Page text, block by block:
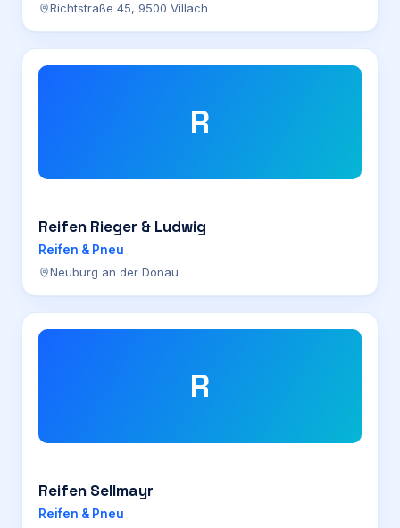
Richtstraße 45, 9500 Villach
R
Reifen Rieger & Ludwig
Reifen & Pneu
Neuburg an der Donau
R
Reifen Sellmayr
Reifen & Pneu